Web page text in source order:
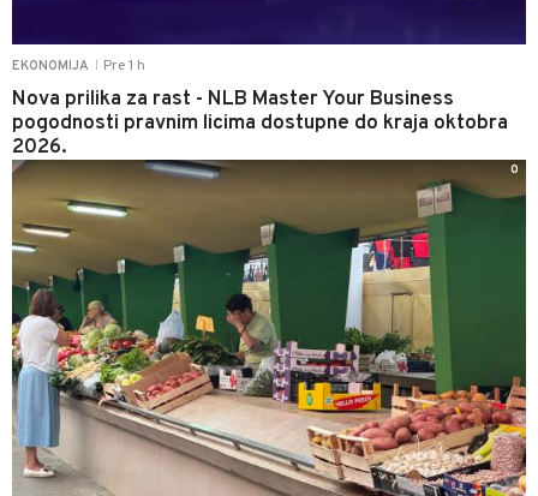
EKONOMIJA Pre 1 h
Nova prilika za rast - NLB Master Your Business
pogodnosti pravnim licima dostupne do kraja oktobra
2026.
0